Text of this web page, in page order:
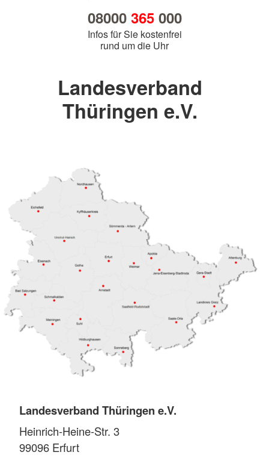
08000 365000
Infos für Sie kostenfrei
rund um die Uhr
Landesverband
Thüringen e.V.
Landesverband Thüringen e.V.
Heinrich-Heine-Str. 3
99096 Erfurt